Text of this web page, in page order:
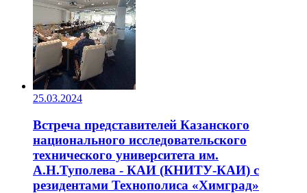
25.03.2024
Встреча представителей Казанского
национального исследовательского
технического университета им.
А.Н.Туполева - КАИ (КНИТУ-КАИ) с
резидентами Технополиса «Химград»